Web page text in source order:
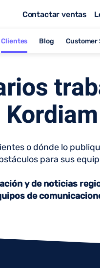
Clientes Blog Customer
Contactar ventas
o dónde lo
para sus
y de noticias
de